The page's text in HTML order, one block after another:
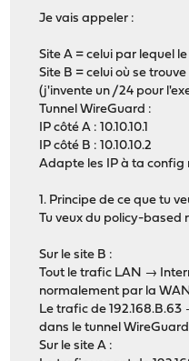
Je vais appeler :
Site A = celui par lequel
Site B = celui où se
(j'invente un /24 pour
Tunnel WireGuard :
IP côté A : 10.10.10.1
IP côté B : 10.10.10.2
Adapte les IP à ta config
1. Principe de ce que tu
Tu veux du policy-based
Sur le site B :
Tout le trafic LAN →
normalement par la
Le trafic de
dans le tunnel
Sur le site A :